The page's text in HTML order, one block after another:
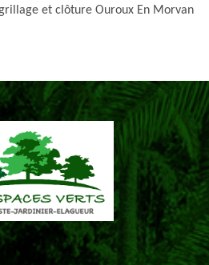
et clôture Ouroux En Morvan